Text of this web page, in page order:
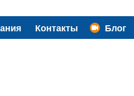
Контакты Блог